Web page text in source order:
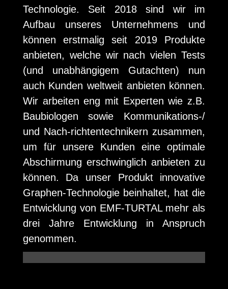
Technologie. Seit 2018 sind wir im
Aufbau unseres Unternehmens und
können erstmalig seit 2019 Produkte
anbieten, welche wir nach vielen Tests
(und unabhängigem Gutachten) nun
auch Kunden weltweit anbieten können.
Wirarbeiten eng mit Experten wie z.B.
Baubiologen sowie Kommunikations-/
und Nach-richtentechnikern zusammen,
um für unsere Kunden eine optimale
Abschirmung erschwinglich anbieten zu
können. Da unser Produkt innovative
Graphen-Technologie beinhaltet, hat die
Entwicklung von EMF-TURTALmehr als
drei Jahre Entwicklung in Anspruch
genommen.